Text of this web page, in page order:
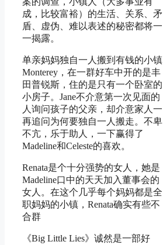
成，比较富裕）的生活、关系、矛
盾、虚伪、难以表述的秘密都将一
一揭露。
单亲妈妈独自一人搬到有钱的小镇
Monterey，在一群好车中开的是丰
田普锐斯，住的是只有一个卧室的
小房子。Jane不介意第一次见面的
人询问孩子的父亲，却介意家人一
再追问为何要独自一人搬走。不卑
不亢，乐于助人，一下赢得了
Madeline和Celeste的喜欢。
Renata是个十分强势的女人，她是
Madeline口中的天天加入董事会的
女人。在这个几乎每个妈妈都是全
职妈妈的小镇，Renata确实有些不
合群
《Big Little Lies》诚然是一部好